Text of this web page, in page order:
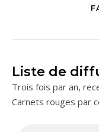
Liste de
Trois fois par an,
Carnets rouges par